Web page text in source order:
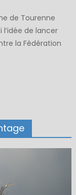
de Tourenne
l’idée de lancer
la Fédération